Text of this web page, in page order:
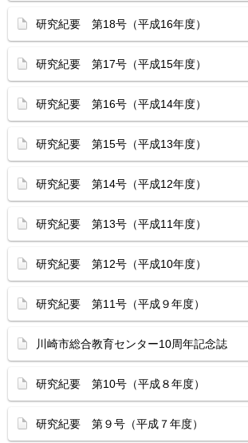
研究紀要 第18号（平成16年度）
研究紀要 第17号（平成15年度）
研究紀要 第16号（平成14年度）
研究紀要 第15号（平成13年度）
研究紀要 第14号（平成12年度）
研究紀要 第13号（平成11年度）
研究紀要 第12号（平成10年度）
研究紀要 第11号（平成９年度）
川崎市総合教育センター10周年記念誌
研究紀要 第10号（平成８年度）
研究紀要 第９号（平成７年度）